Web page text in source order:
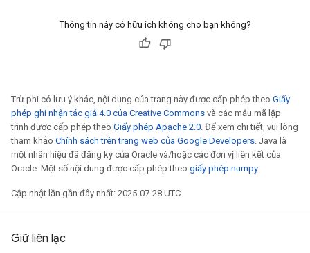
Thông tin này có hữu ích không cho bạn không?
Trừ phi có lưu ý khác, nội dung của trang này được cấp phép theo Giấy
phép ghi nhận tác giả 4.0 của Creative Commons và các mẫu mã lập
trình được cấp phép theo Giấy phép Apache 2.0. Để xem chi tiết, vui lòng
tham khảo Chính sách trên trang web của Google Developers. Java là
một nhãn hiệu đã đăng ký của Oracle và/hoặc các đơn vị liên kết của
Oracle. Một số nội dung được cấp phép theo giấy phép numpy.
Cập nhật lần gần đây nhất: 2025-07-28 UTC.
Giữ liên lạc